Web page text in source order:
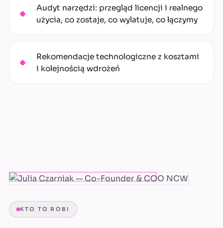
Audyt narzędzi: przegląd licencji i realnego
użycia, co zostaje, co wylatuje, co łączymy
Rekomendacje technologiczne z kosztami
i kolejnością wdrożeń
KTO TO ROBI